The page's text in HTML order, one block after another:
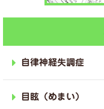
自律神経失調症
目眩（めまい）